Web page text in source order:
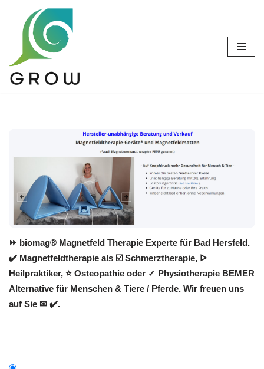
Zum
springen
⏩ biomag® Magnetfeld Therapie Experte für Bad Hersfeld.
✔️ Magnetfeldtherapie als ☑️ Schmerztherapie, ᐅ
Heilpraktiker, ⭐ Osteopathie oder ✓ Physiotherapie BEMER
Alternative für Menschen & Tiere / Pferde. Wir freuen uns
auf Sie ✉ ✔️.